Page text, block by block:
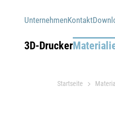
UnternehmenKontakt
3D-Drucker
Startseite